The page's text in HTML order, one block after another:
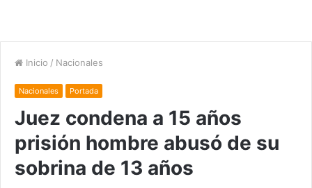
Inicio / Nacionales
Nacionales Portada
Juez condena a 15 años
prisión hombre abusó de su
sobrina de 13 años